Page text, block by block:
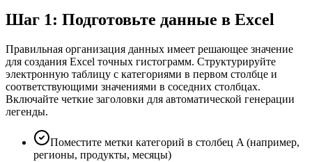
Шаг 1: Подготовьте данные в Excel
Правильная организация данных имеет решающее значение
для создания Excel точных гистограмм. Структурируйте
электронную таблицу с категориями в первом столбце и
соответствующими значениями в соседних столбцах.
Включайте четкие заголовки для автоматической генерации
легенды.
Поместите метки категорий в столбец A (например,
регионы, продукты, месяцы)